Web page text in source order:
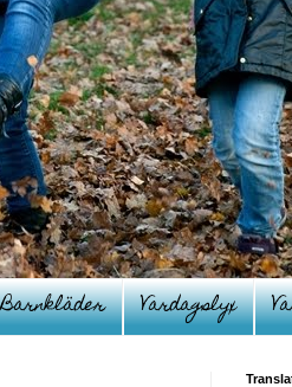
Barnkläder Vardagslyx